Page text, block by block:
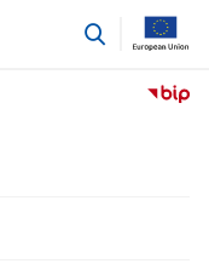
przejdź
Przejdź